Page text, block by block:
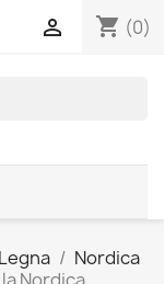
shopping_cart (0)

Nordica